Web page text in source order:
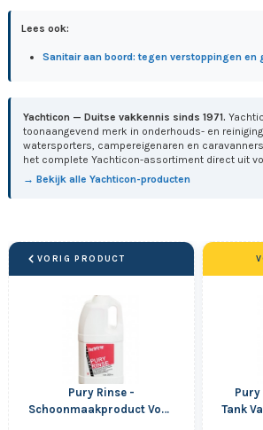
Lees ook:
Sanitair aan boord: tegen verstoppingen en
Yachticon — Duitse vakkennis sinds 1971.
toonaangevend merk in onderhouds- en
watersporters, campereigenaren en
het complete Yachticon-assortiment direct uit
→ Bekijk alle Yachticon-producten
VORIG PRODUCT
Pury Rinse -
Schoonmaakproduct Voor
Pury
Tank